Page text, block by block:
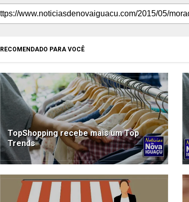
RECOMENDADO PARA VOCÊ
TopShopping recebe mais um Top
Trends